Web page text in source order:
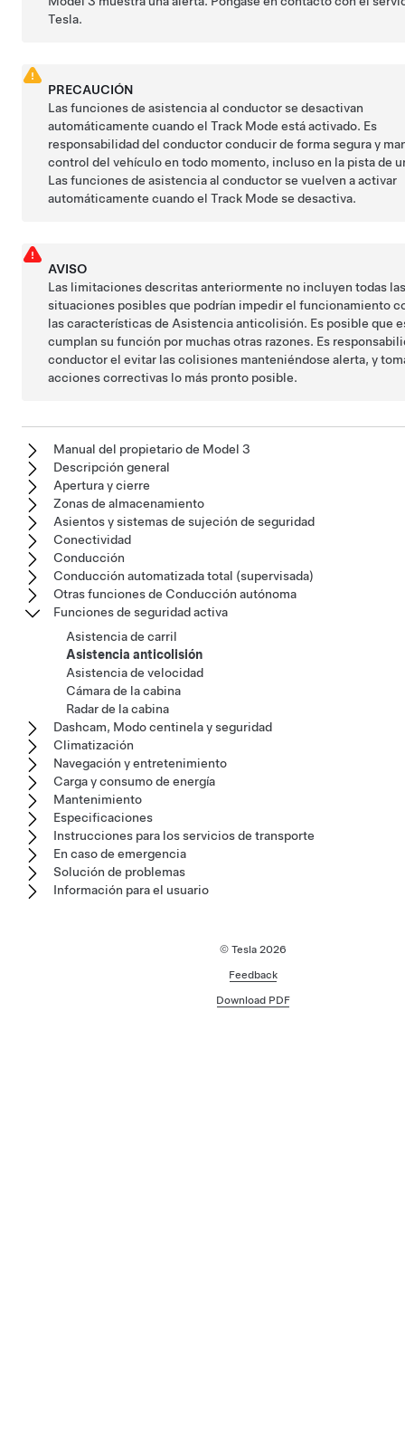
Tesla.
PRECAUCIÓN
Las funciones de asistencia al conductor se desactivan
automáticamente cuando el Track Mode está activado. Es
responsabilidad del conductor conducir de forma segura y
control del vehículo en todo momento, incluso en la pista de
Las funciones de asistencia al conductor se vuelven a activar
automáticamente cuando el Track Mode se desactiva.
AVISO
Las limitaciones descritas anteriormente no incluyen todas
situaciones posibles que podrían impedir el funcionamiento
las características de Asistencia anticolisión. Es posible que
cumplan su función por muchas otras razones. Es
conductor el evitar las colisiones manteniéndose alerta, y
acciones correctivas lo más pronto posible.
Manual del propietario de Model 3
Descripción general
Apertura y cierre
Zonas de almacenamiento
Asientos y sistemas de sujeción de seguridad
Conectividad
Conducción
Conducción automatizada total (supervisada)
Otras funciones de Conducción autónoma
Funciones de seguridad activa
Asistencia de carril
Asistencia anticolisión
Asistencia de velocidad
Cámara de la cabina
Radar de la cabina
Dashcam, Modo centinela y seguridad
Climatización
Navegación y entretenimiento
Carga y consumo de energía
Mantenimiento
Especificaciones
Instrucciones para los servicios de transporte
En caso de emergencia
Solución de problemas
Información para el usuario
© Tesla 2026
Feedback
Download PDF